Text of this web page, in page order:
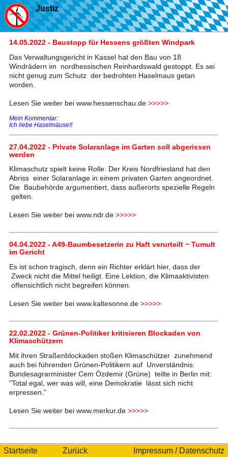
Startseite Zurück Impressum / Datenschutz
Justiz
14.05.2022 - Baustopp für Hessens größten Windpark
Das Verwaltungsgericht in Kassel hat den Bau von 18
Windrädern im nordhessischen Reinhardswald gestoppt. Es sei
nicht genug zum Schutz der bedrohten Haselmaus getan
worden.
Lesen Sie weiter bei www.hessenschau.de >>>>>
Mein Kommentar:
Ich liebe Haselmäuse!!
27.04.2022 - Private Solaranlage im Garten soll abgerissen
werden
Klimaschutz spielt keine Rolle: Der Kreis Nordfriesland hat den
Abriss einer Solaranlage in einem privaten Garten angeordnet.
Die Baubehörde argumentiert, dass außerorts spezielle Regeln
gelten.
Lesen Sie weiter bei www.ndr.de >>>>>
04.04.2022 - A49-Baumbesetzerin zu Haft verurteilt − Tumult
im Gericht
Es ist schon tragisch, denn ein Richter erklärt hier, dass der
Zweck nicht die Mittel heiligt. Eine Lektion, die Klimaaktivisten
offensichtlich nicht begreifen können.
Lesen Sie weiter bei www.kaltesonne.de >>>>>
22.02.2022 - Grünen-Politiker kritisieren Blockaden von
Klimaschützern
Mit ihren Straßenblockaden stoßen Klimaschützer zunehmend
auch bei führenden Grünen-Politikern auf Unverständnis.
Bundesagrarminister Cem Özdemir (Grüne) teilte in Berlin mit:
"Total egal, wer was will, eine Demokratie lässt sich nicht
erpressen."
Lesen Sie weiter bei www.merkur.de >>>>>